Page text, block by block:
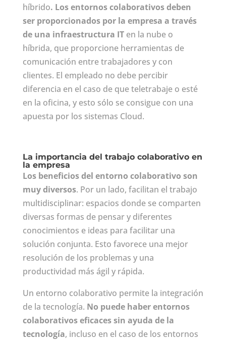
híbrido. Los entornos colaborativos deben
ser proporcionados por la empresa a través
de una infraestructura ITen la nube o
híbrida, que proporcione herramientas de
comunicación entre trabajadores y con
clientes. El empleado no debe percibir
diferencia en el caso de que teletrabaje o esté
en la oficina, y esto sólo se consigue con una
apuesta por los sistemas Cloud.
La importancia del trabajo colaborativo en
la empresa
Los beneficios del entorno colaborativo son
muy diversos. Por un lado, facilitan el trabajo
multidisciplinar: espacios donde se comparten
diversas formas de pensar y diferentes
conocimientos e ideas para facilitar una
solución conjunta. Esto favorece una mejor
resolución de los problemas y una
productividad más ágil y rápida.
Un entorno colaborativo permite la integración
de la tecnología. No puede haber entornos
colaborativos eficaces sin ayuda de la
tecnología, incluso en el caso de los entornos